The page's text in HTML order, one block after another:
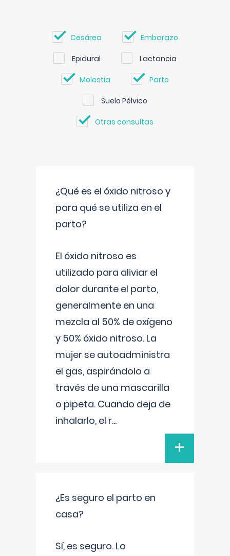
Cesárea Embarazo
Epidural Lactancia
Molestia Parto
Suelo Pélvico
Otras consultas
¿Qué es el óxido nitroso y
para qué se utiliza en el
parto?
El óxido nitroso es
utilizado para aliviar el
dolor durante el parto,
generalmente en una
mezcla al 50% de oxígeno
y 50% óxido nitroso. La
mujer se autoadministra
el gas, aspirándolo a
través de una mascarilla
o pipeta. Cuando deja de
inhalarlo, el r...
+
¿Es seguro el parto en
casa?
Sí, es seguro. Lo